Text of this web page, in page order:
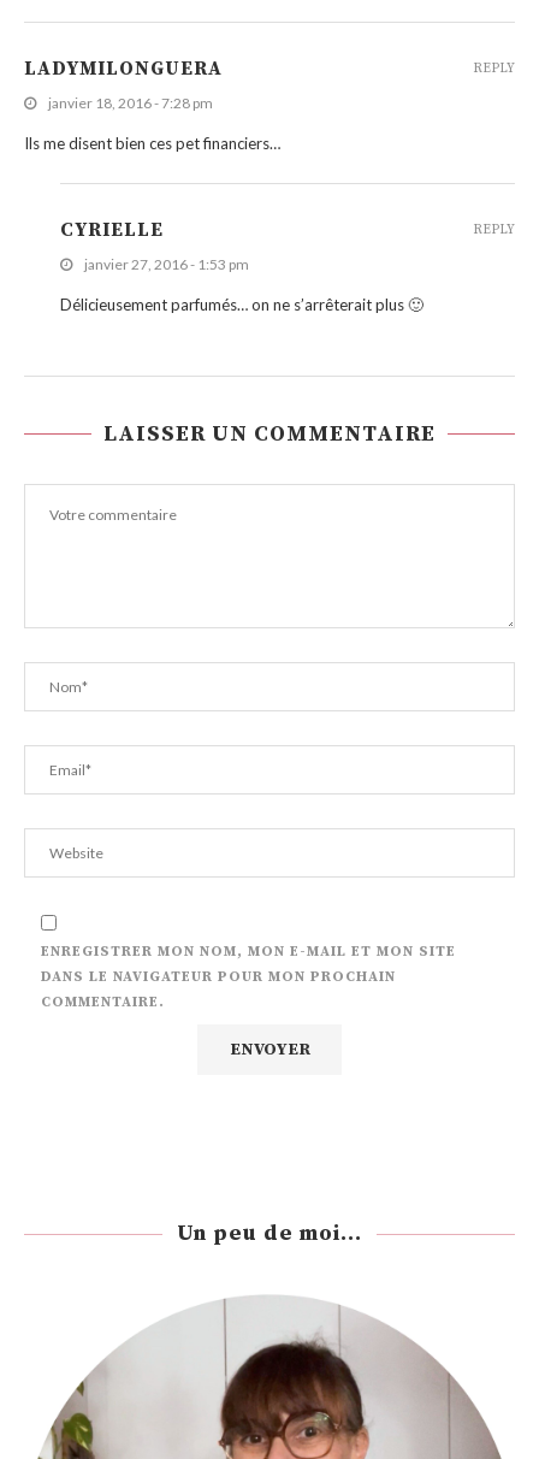
LADYMILONGUERA
janvier 18, 2016 - 7:28 pm
Ils me disent bien ces pet financiers…
REPLY
CYRIELLE
janvier 27, 2016 - 1:53 pm
Délicieusement parfumés… on ne s’arrêterait plus 🙂
REPLY
LAISSER UN COMMENTAIRE
ENREGISTRER MON NOM, MON E-MAIL ET MON SITE
DANS LE NAVIGATEUR POUR MON PROCHAIN
COMMENTAIRE.
Un peu de moi...